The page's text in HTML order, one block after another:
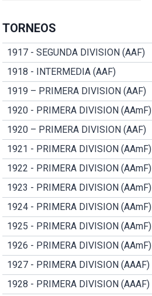
TORNEOS
1917 - SEGUNDA DIVISION (AAF)
1918 - INTERMEDIA (AAF)
1919 – PRIMERA DIVISION (AAF)
1920 - PRIMERA DIVISION (AAmF)
1920 – PRIMERA DIVISION (AAF)
1921 - PRIMERA DIVISION (AAmF)
1922 - PRIMERA DIVISION (AAmF)
1923 - PRIMERA DIVISION (AAmF)
1924 - PRIMERA DIVISION (AAmF)
1925 - PRIMERA DIVISION (AAmF)
1926 - PRIMERA DIVISION (AAmF)
1927 - PRIMERA DIVISION (AAAF)
1928 - PRIMERA DIVISION (AAAF)